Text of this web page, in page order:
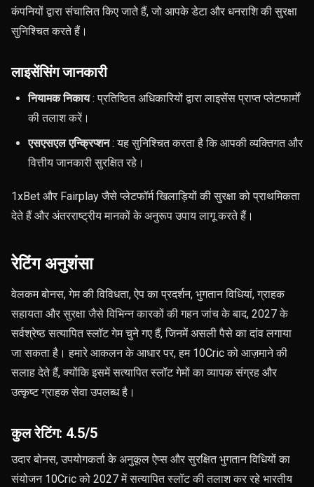
कंपनियों द्वारा संचालित किए जाते हैं, जो आपके डेटा और धनराशि की सुरक्षा
सुनिश्चित करते हैं।
लाइसेंसिंग जानकारी
नियामक निकाय: प्रतिष्ठित अधिकारियों द्वारा लाइसेंस प्राप्त प्लेटफार्मों
की तलाश करें।
एसएसएल एन्क्रिप्शन: यह सुनिश्चित करता है कि आपकी व्यक्तिगत और
वित्तीय जानकारी सुरक्षित रहे।
1xBet और Fairplay जैसे प्लेटफॉर्म खिलाड़ियों की सुरक्षा को प्राथमिकता
देते हैं और अंतरराष्ट्रीय मानकों के अनुरूप उपाय लागू करते हैं।
रेटिंग अनुशंसा
वेलकम बोनस, गेम की विविधता, ऐप का प्रदर्शन, भुगतान विधियां, ग्राहक
सहायता और सुरक्षा जैसे विभिन्न कारकों की गहन जांच के बाद, 2027 के
सर्वश्रेष्ठ सत्यापित स्लॉट गेम चुने गए हैं, जिनमें असली पैसे का दांव लगाया
जा सकता है। हमारे आकलन के आधार पर, हम 10Cric को आज़माने की
सलाह देते हैं, क्योंकि इसमें सत्यापित स्लॉट गेमों का व्यापक संग्रह और
उत्कृष्ट ग्राहक सेवा उपलब्ध है।
कुल रेटिंग: 4.5/5
उदार बोनस, उपयोगकर्ता के अनुकूल ऐप्स और सुरक्षित भुगतान विधियों का
संयोजन 10Cric को 2027 में सत्यापित स्लॉट की तलाश कर रहे भारतीय